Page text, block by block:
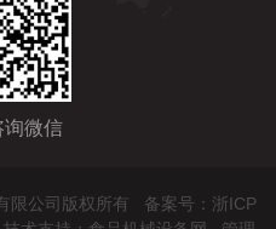
询微信
限公司版权所有 备案号：浙ICP